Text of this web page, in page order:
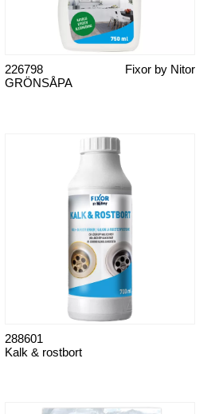
GRÖNSÅPA
Fixor by Nitor
226798
Kalk & rostbort
288601